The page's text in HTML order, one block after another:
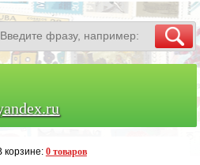
по телефону
корзине: 0 товаров